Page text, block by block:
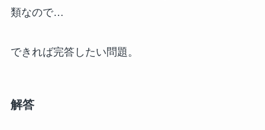
類なので…
できれば完答したい問題。
解答